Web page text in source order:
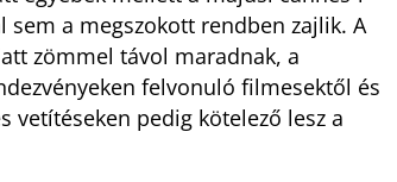
a megszokott rendben zajlik. A
zömmel távol maradnak, a
felvonuló filmesektől és
vetítéseken pedig kötelező lesz a